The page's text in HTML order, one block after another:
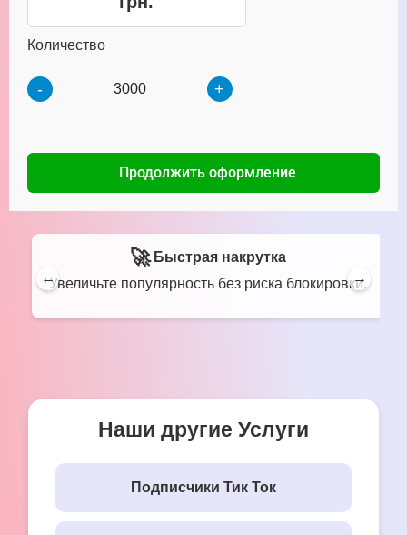
Количество
- +
Продолжить оформление
🚀Быстрая накрутка
Увеличьте популярность без риска блокировки.
Наши другие Услуги
Подписчики Тик Ток